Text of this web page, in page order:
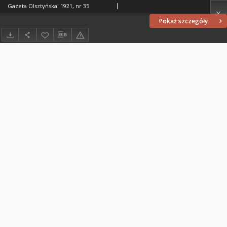
Pokaż szczegóły
Gazeta Olsztyńska. 1921, nr 35